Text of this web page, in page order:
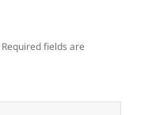
Required fields are